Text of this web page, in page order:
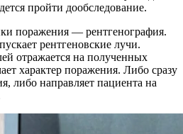
пройти дообследование.
поражения — рентгенография.
рентгеновские лучи.
отражается на полученных
характер поражения. Либо сразу
либо направляет пациента на